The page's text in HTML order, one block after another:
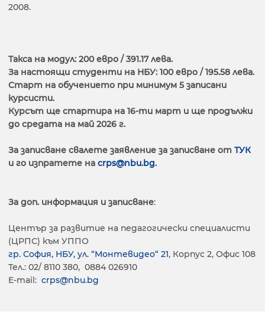
2008.
Такса на модул: 200 евро / 391.17 лева.
За настоящи студенти на НБУ: 100 евро / 195.58 лева.
Старт на обучението при минимум 5 записани
курсисти.
Курсът ще стартира на 16-ти март и ще продължи
до средата на май 2026 г.
За записване свалете заявление за записване от ТУК
и го изпратетe на crps@nbu.bg.
За доп. информация и записване:
Център за развитие на педагогически специалисти
(ЦРПС) към УППО
гр. София, НБУ, ул. “Монтевидео“ 21, Корпус 2, Офис 108
Тел.: 02/ 8110 380, 0884 026910
E-mail: crps@nbu.bg